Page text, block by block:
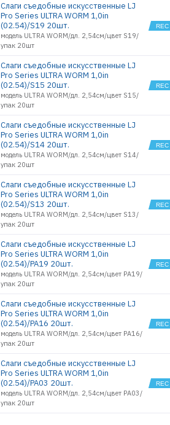
Слаги съедобные искусственные LJ
Pro Series ULTRA WORM 1,0in
(02.54)/S19 20шт.
модель ULTRA WORM/дл. 2,54см/цвет S19/
упак 20шт
Слаги съедобные искусственные LJ
Pro Series ULTRA WORM 1,0in
(02.54)/S15 20шт.
модель ULTRA WORM/дл. 2,54см/цвет S15/
упак 20шт
Слаги съедобные искусственные LJ
Pro Series ULTRA WORM 1,0in
(02.54)/S14 20шт.
модель ULTRA WORM/дл. 2,54см/цвет S14/
упак 20шт
Слаги съедобные искусственные LJ
Pro Series ULTRA WORM 1,0in
(02.54)/S13 20шт.
модель ULTRA WORM/дл. 2,54см/цвет S13/
упак 20шт
Слаги съедобные искусственные LJ
Pro Series ULTRA WORM 1,0in
(02.54)/PA19 20шт.
модель ULTRA WORM/дл. 2,54см/цвет PA19/
упак 20шт
Слаги съедобные искусственные LJ
Pro Series ULTRA WORM 1,0in
(02.54)/PA16 20шт.
модель ULTRA WORM/дл. 2,54см/цвет PA16/
упак 20шт
Слаги съедобные искусственные LJ
Pro Series ULTRA WORM 1,0in
(02.54)/PA03 20шт.
модель ULTRA WORM/дл. 2,54см/цвет PA03/
упак 20шт